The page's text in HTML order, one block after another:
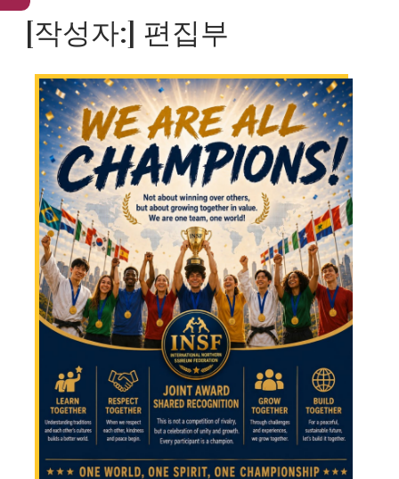
[작성자:] 편집부